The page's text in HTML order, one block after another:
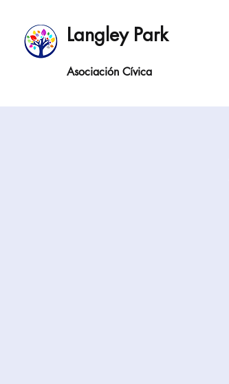
Langley Park
Asociación Cívica